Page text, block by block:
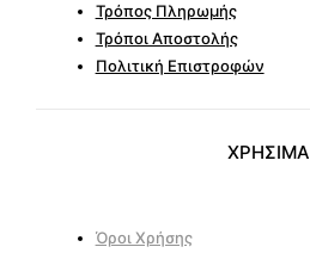
Τρόπος Πληρωμής
Τρόποι Αποστολής
Πολιτική Επιστροφών
ΧΡΗΣΙΜΑ
Όροι Χρήσης